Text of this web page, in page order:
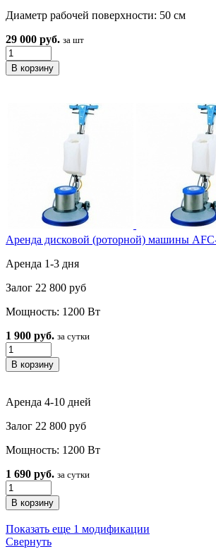
Диаметр рабочей поверхности: 50 см
29 000 руб. за шт
Аренда дисковой (роторной) машины
Аренда 1-3 дня
Залог 22 800 руб
Мощность: 1200 Вт
1 900 руб. за сутки
Аренда 4-10 дней
Залог 22 800 руб
Мощность: 1200 Вт
1 690 руб. за сутки
Показать еще 1 модификации
Свернуть